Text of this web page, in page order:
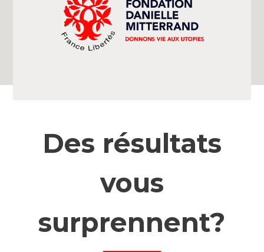
Des résultats
vous
surprennent?